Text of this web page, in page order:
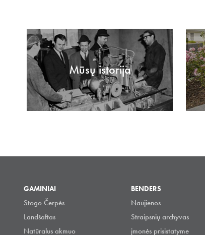
Mūsų istorija
GAMINIAI
Stogo Čerpės
Landšaftas
Natūralus akmuo
BENDERS
Naujienos
Straipsnių archyvas
įmonės prisistatyme